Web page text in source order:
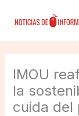
IMOU
la
cuida del